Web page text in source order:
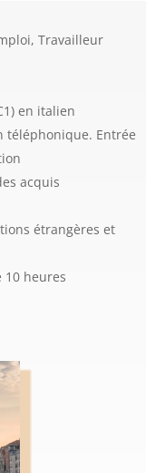
Travailleur
en italien
téléphonique. Entrée
acquis
étrangères et
heures